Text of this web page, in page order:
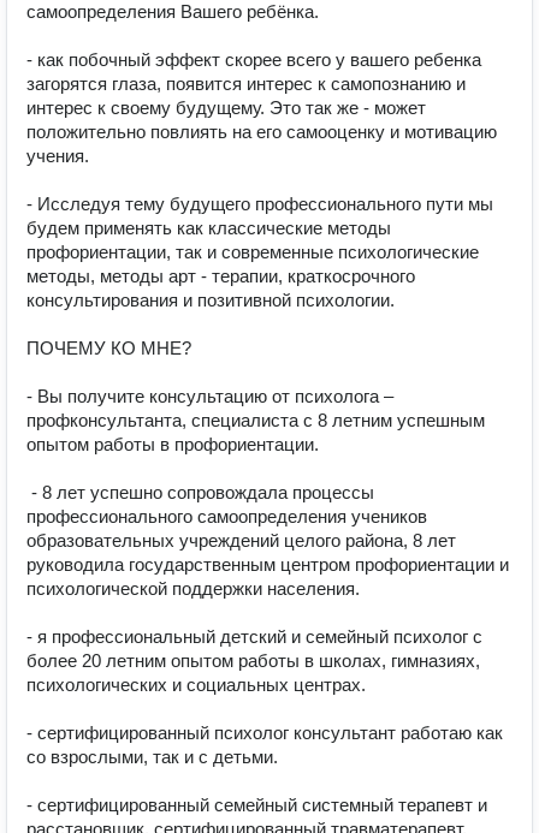
самоопределения Вашего ребёнка.
- как побочный эффект скорее всего у вашего ребенка
загорятся глаза, появится интерес к самопознанию и
интерес к своему будущему. Это так же - может
положительно повлиять на его самооценку и мотивацию
учения.
-​ Исследуя тему будущего профессионального пути мы
будем применять как классические методы
профориентации, так и современные психологические
методы, методы арт - терапии, краткосрочного
консультирования​ и позитивной психологии.
ПОЧЕМУ КО МНЕ?
- Вы получите​ консультацию от психолога –
профконсультанта, специалиста с 8 летним успешным
опытом работы в профориентации.
​ - 8 лет успешно сопровождала процессы
профессионального самоопределения учеников
образовательных учреждений целого района, 8 лет
руководила государственным​ центром профориентации и
психологической поддержки населения.
- я​ профессиональный детский и семейный психолог с
более 20 летним опытом работы в школах, гимназиях,
психологических и социальных​ центрах.
- сертифицированный психолог консультант работаю как
со взрослыми, так и с детьми.
- сертифицированный семейный системный терапевт и
расстановщик, сертифицированный травматерапевт,